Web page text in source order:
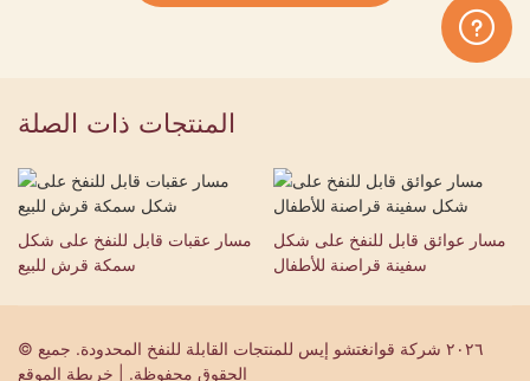
المنتجات ذات الصلة
مسار عقبات قابل للنفخ على شكل
سمكة قرش للبيع
مسار عوائق قابل للنفخ على شكل
سفينة قراصنة للأطفال
© ٢٠٢٦ شركة قوانغتشو إيس للمنتجات القابلة للنفخ المحدودة. جميع
الحقوق محفوظة. | خريطة الموقع